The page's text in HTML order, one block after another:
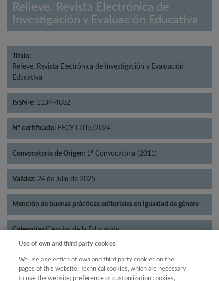
Relieve. Revista Electrónica de
Investigación y Evaluación Educativa
Título:
Relieve. Revista Electrónica de Investigación y Evaluación
Educativa
ISSN-e: 1134-4032
Nº certificado: FECYT-015/2024
Convocatoria de Origen: 1ª Convocatoria (2011)
Validez: 24 de julio de 2025
Mención de buenas prácticas editoriales en igualdad de género
Categorías:Ciencias de la Educación
Use of own and third party cookies
We use a selection of own and third party cookies on the
pages of this website: Technical cookies, which are necessary
to use the website; preference or customization cookies,